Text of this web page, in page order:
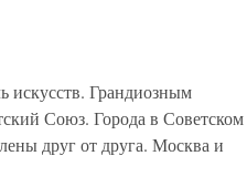
искусств. Грандиозным
Союз. Города в Советском
друг от друга. Москва и